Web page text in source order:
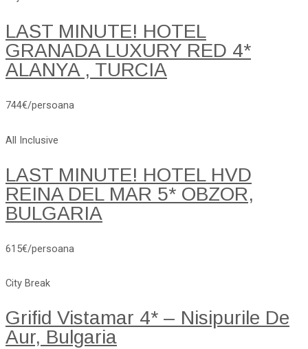
LAST MINUTE! HOTEL
GRANADA LUXURY RED 4*
ALANYA , TURCIA
744€/persoana
All Inclusive
LAST MINUTE! HOTEL HVD
REINA DEL MAR 5* OBZOR,
BULGARIA
615€/persoana
City Break
Grifid Vistamar 4* – Nisipurile De
Aur, Bulgaria